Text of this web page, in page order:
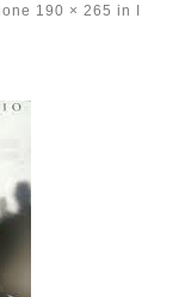
190 × 265 in